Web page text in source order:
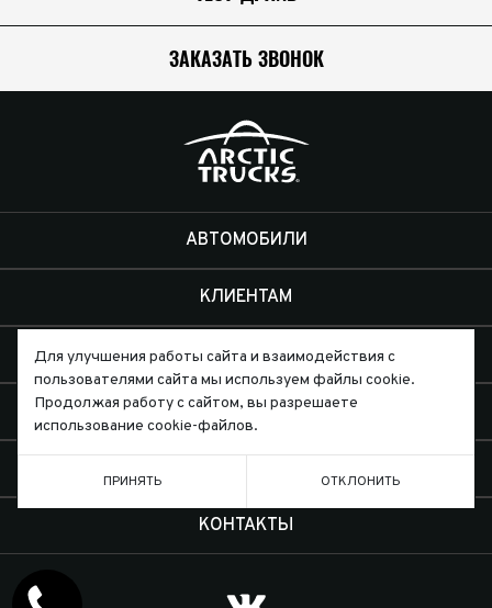
ЗАКАЗАТЬ ЗВОНОК
АВТОМОБИЛИ
КЛИЕНТАМ
ЭКСПЕДИЦИИ
ДИЛЕРЫ
КОНТАКТЫ
Для улучшения работы сайта и взаимодействия с
пользователями сайта мы используем файлы cookie.
Продолжая работу с сайтом, вы разрешаете
использование cookie-файлов.
ПРИНЯТЬ ОТКЛОНИТЬ